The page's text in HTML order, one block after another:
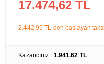
17.474,62 TL
2.442,95 TL den başlayan
Kazancınız : 1.941.62 TL